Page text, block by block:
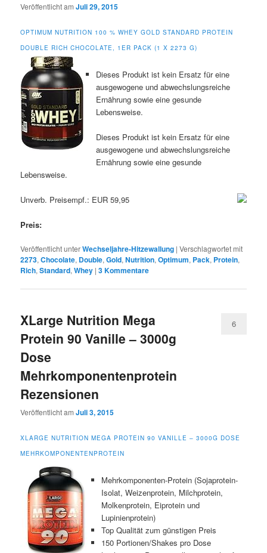
Veröffentlicht amJuli 29, 2015
OPTIMUM NUTRITION 100 % WHEY GOLD STANDARD PROTEIN
DOUBLE RICH CHOCOLATE, 1ER PACK (1 X 2273 G)
Dieses Produkt ist kein Ersatz für eine
ausgewogene und abwechslungsreiche
Ernährung sowie eine gesunde
Lebensweise.
Dieses Produkt ist kein Ersatz für eine
ausgewogene und abwechslungsreiche
Ernährung sowie eine gesunde
Lebensweise.
Unverb. Preisempf.: EUR 59,95
Preis:
Veröffentlicht unterWechseljahre-Hitzewallung |Verschlagwortet mit
2273,Chocolate, Double,Gold,Nutrition,Optimum, Pack, Protein,
Rich,Standard,Whey |3Kommentare
XLarge Nutrition Mega
Protein 90 Vanille – 3000g
Dose
Mehrkomponentenprotein
Rezensionen
Veröffentlicht amJuli 3, 2015
6
XLARGE NUTRITION MEGA PROTEIN 90 VANILLE – 3000G DOSE
MEHRKOMPONENTENPROTEIN
Mehrkomponenten-Protein (Sojaprotein-
Isolat, Weizenprotein, Milchprotein,
Molkenprotein, Eiprotein und
Lupinienprotein)
Top Qualität zum günstigen Preis
150 Portionen/Shakes pro Dose